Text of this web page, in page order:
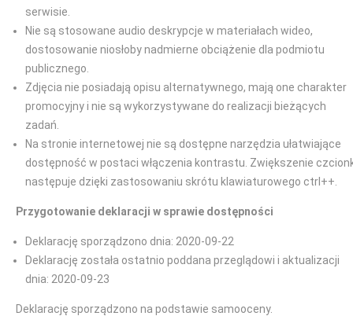
serwisie.
Nie są stosowane audio deskrypcje w materiałach wideo,
dostosowanie niosłoby nadmierne obciążenie dla podmiotu
publicznego.
Zdjęcia nie posiadają opisu alternatywnego, mają one charakter
promocyjny i nie są wykorzystywane do realizacji bieżących
zadań.
Na stronie internetowej nie są dostępne narzędzia ułatwiające
dostępność w postaci włączenia kontrastu. Zwiększenie
następuje dzięki zastosowaniu skrótu klawiaturowego ctrl++.
Przygotowanie deklaracji w sprawie dostępności
Deklarację sporządzono dnia: 2020-09-22
Deklarację została ostatnio poddana przeglądowi i aktualizacji
dnia: 2020-09-23
Deklarację sporządzono na podstawie samooceny.